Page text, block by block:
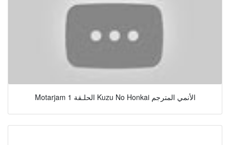
Motarjam الحلـقة 1 Kuzu No Honkai الأنمي المترجم